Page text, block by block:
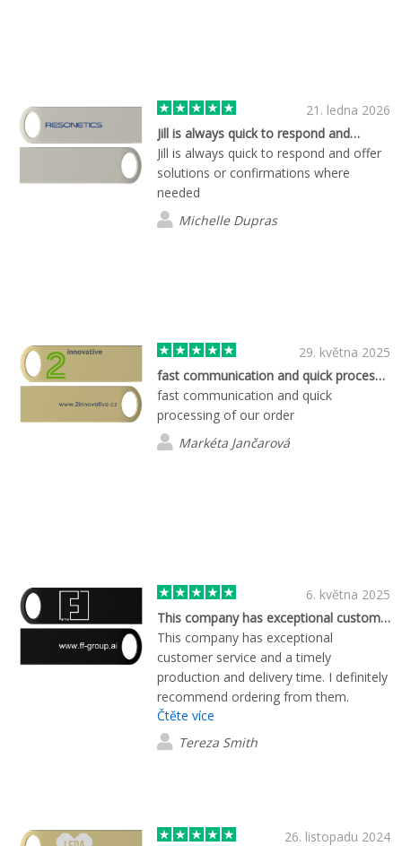
21. ledna 2026
Jill is always quick to respond and…
Jill is always quick to respond and offer
solutions or confirmations where
needed
Michelle Dupras
29. května 2025
fast communication and quick processing…
fast communication and quick
processing of our order
Markéta Jančarová
6. května 2025
This company has exceptional customer service
This company has exceptional
customer service and a timely
production and delivery time. I definitely
recommend ordering from them.
Čtěte více
Tereza Smith
26. listopadu 2024